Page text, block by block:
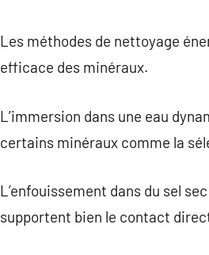
Les méthodes de nettoyage
efficace des minéraux.
L’immersion dans une eau
certains minéraux comme la
L’enfouissement dans du sel
supportent bien le contact